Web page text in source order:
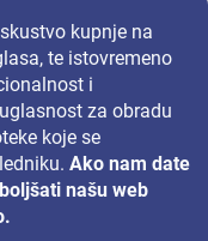
kupnje na
te istovremeno
i
za obradu
koje se
Ako nam date
našu web
na: